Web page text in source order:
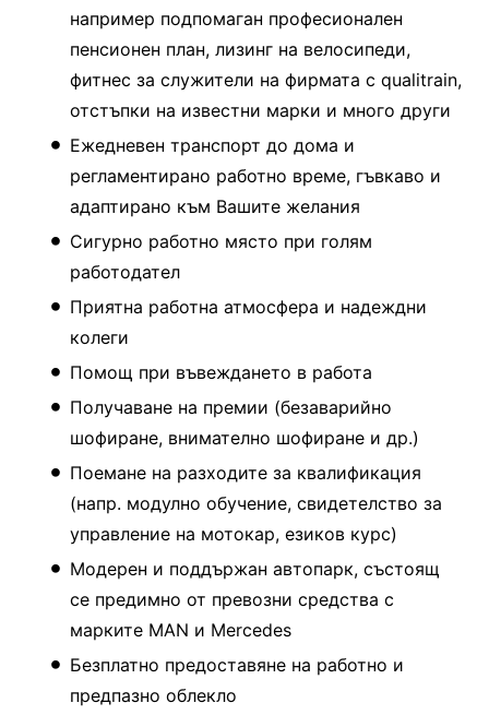
например подпомаган професионален
пенсионен план, лизинг на велосипеди,
фитнес за служители на фирмата с qualitrain,
отстъпки на известни марки и много други
Ежедневен транспорт до дома и
регламентирано работно време, гъвкаво и
адаптирано към Вашите желания
Сигурно работно място при голям
работодател
Приятна работна атмосфера и надеждни
колеги
Помощ при въвеждането в работа
Получаване на премии (безаварийно
шофиране, внимателно шофиране и др.)
Поемане на разходите за квалификация
(напр. модулно обучение, свидетелство за
управление на мотокар, езиков курс)
Модерен и поддържан автопарк, състоящ
се предимно от превозни средства с
марките MAN и Mercedes
Безплатно предоставяне на работно и
предпазно облекло